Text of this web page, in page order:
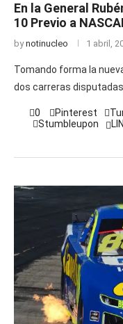
En la General
10 Previo a
bynotinucleo 1 abril,
Tomando forma la
dos carreras disputadas
0 Pinterest
Stumbleupon